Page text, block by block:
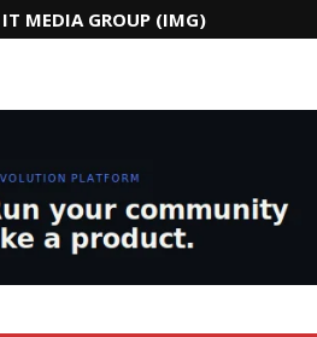
IT MEDIA GROUP (IMG)